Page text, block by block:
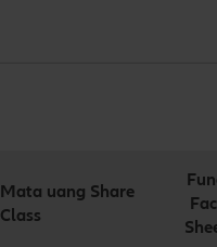
Mata uang Share
Class